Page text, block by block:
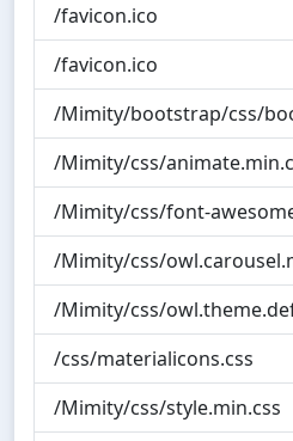
/favicon.ico
/favicon.ico
/Mimity/bootstrap/css/
/Mimity/css/
/Mimity/css/font-
/Mimity/css/
/Mimity/css/
/css/materialicons.css
/Mimity/css/style.min.css